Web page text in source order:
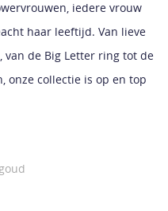
iedere vrouw
haar leeftijd. Van lieve
de Big Letter ring tot de
onze collectie is op en top